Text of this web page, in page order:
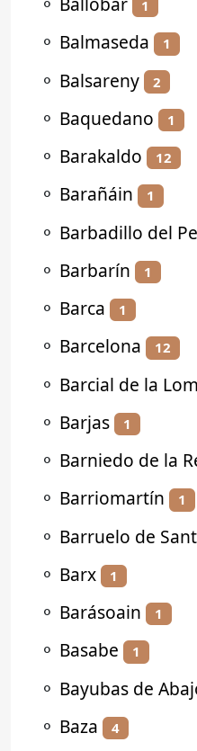
1
⚬ Balmaseda 1
⚬ Balsareny 2
⚬ Baquedano 1
⚬ Barakaldo 12
⚬ Barañáin 1
⚬ Barbadillo del
⚬ Barbarín 1
⚬ Barca 1
⚬ Barcelona 12
⚬ Barcial de la
⚬ Barjas 1
⚬ Barniedo de la
⚬ Barriomartín 1
⚬ Barruelo de
⚬ Barx 1
⚬ Barásoain 1
⚬ Basabe 1
⚬ Bayubas de
⚬ Baza 4